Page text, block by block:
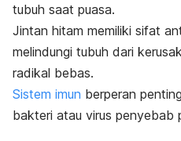
tubuh saat puasa.
Jintan hitam memiliki sifat
melindungi tubuh dari
radikal bebas.
Sistem imun berperan
bakteri atau virus penyebab